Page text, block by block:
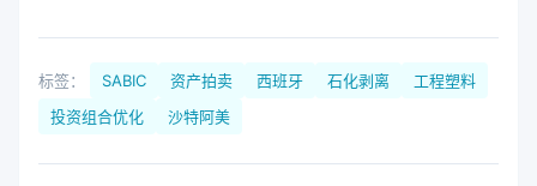
标签： SABIC 资产拍卖 西班牙 石化剥离
工程塑料
投资组合优化
沙特阿美